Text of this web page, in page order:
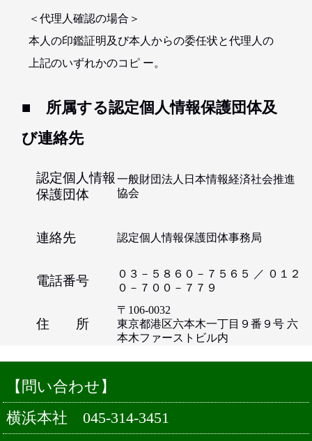
＜代理人確認の場合＞
本人の印鑑証明及び本人からの委任状と代理人の
上記のいずれかのコピ ー。
■ 所属する認定個人情報保護団体及
び連絡先
認定個人情報
保護団体
一般財団法人日本情報経済社会推進
協会
連絡先 認定個人情報保護団体事務局
電話番号
０３－５８６０－７５６５ ／ ０１２
０－７００－７７９
住 所
〒106-0032
東京都港区六本木一丁目９番９号 六
本木ファーストビル内
【問い合わせ】
横浜本社 045-314-3451